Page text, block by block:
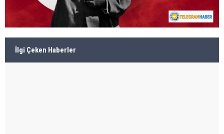
İlgi Çeken Haberler